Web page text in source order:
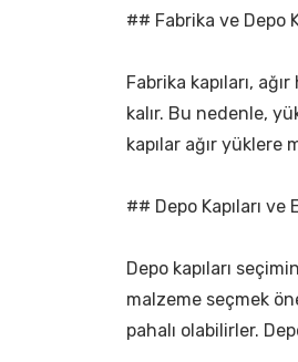
## Fabrika ve Depo
Fabrika kapıları,
kalır. Bu nedenle,
kapılar ağır yüklere
## Depo Kapıları
Depo kapıları
malzeme seçmek
pahalı olabilirler.